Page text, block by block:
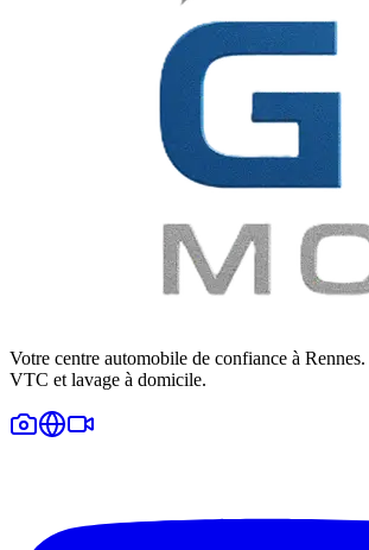
Votre centre automobile de confiance à
VTC et lavage à domicile.